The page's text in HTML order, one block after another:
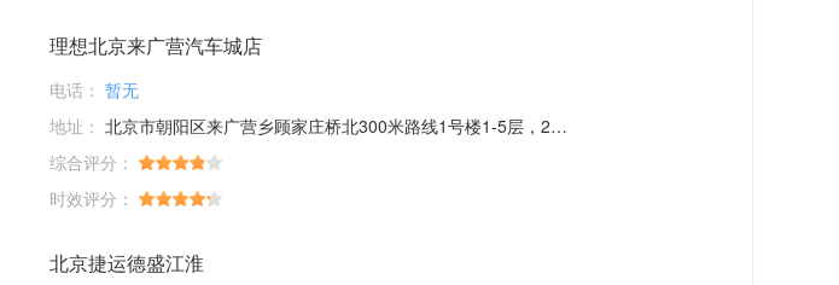
理想北京来广营汽车城店
电话： 暂无
地址： 北京市朝阳区来广营乡顾家庄桥北300米路线1号楼1-5层，2号楼3层
综合评分：
时效评分：
北京捷运德盛江淮